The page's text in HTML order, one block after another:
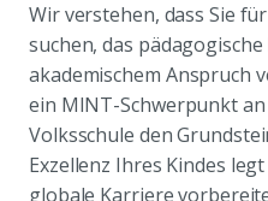
Wir verstehen, dass Sie
suchen, das
akademischem Anspruch
ein MINT-Schwerpunkt
Volksschule den
Exzellenz Ihres Kindes
globale Karriere